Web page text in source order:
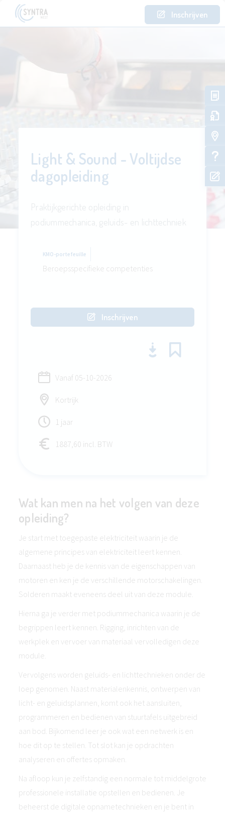
Inschrijven
Light & Sound - Voltijdse
dagopleiding
KMO-portefeuille
Beroepsspecifieke competenties
Inschrijven
Vanaf 05-10-2026
Kortrijk
1 jaar
1887,60 incl. BTW
Wat kan men na het volgen van deze
opleiding?
Je start met toegepaste elektriciteit waarin je de
algemene principes van elektriciteit leert kennen.
Daarnaast heb je de kennis van de eigenschappen van
motoren en ken je de verschillende motorschakelingen.
Solderen maakt eveneens deel uit van deze module.
Hierna ga je verder met podiummechanica waarin je de
begrippen leert kennen. Rigging, inrichten van de
werkplek en vervoer van materiaal vervolledigen deze
module.
Vervolgens worden geluids- en lichttechnieken onder de
loep genomen. Naast materialenkennis, ontwerpen van
licht- en geluidsplannen, komt ook het aansluiten,
programmeren en bedienen van stuurtafels uitgebreid
aan bod. Bijkomend leer je ook wat een netwerk is en
hoe dit op te stellen. Tot slot kan je opdrachten
analyseren en offertes opmaken.
Na afloop kun je zelfstandig een normale tot middelgrote
professionele installatie opstellen en bedienen. Je
beheerst de digitale opnametechnieken en je bent in